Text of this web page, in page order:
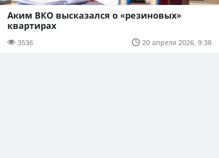
Аким ВКО высказался о «резиновых»
квартирах
3536 20 апреля 2026, 9:38